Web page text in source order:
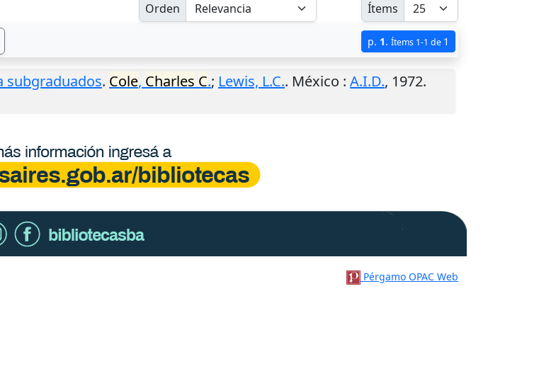
Orden Ítems
p. 1. Ítems 1-1 de 1
subgraduados. Cole, Charles C.; Lewis, L.C.. México : A.I.D., 1972.
Pérgamo OPAC Web